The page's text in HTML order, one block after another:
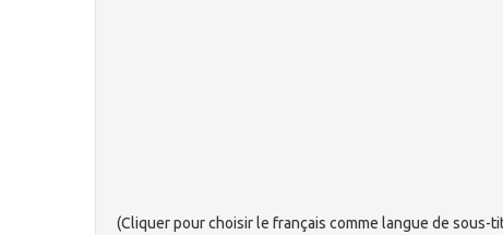
(Cliquer pour choisir le français comme langue de sous-